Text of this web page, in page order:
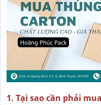
1. Tại sao cần phải